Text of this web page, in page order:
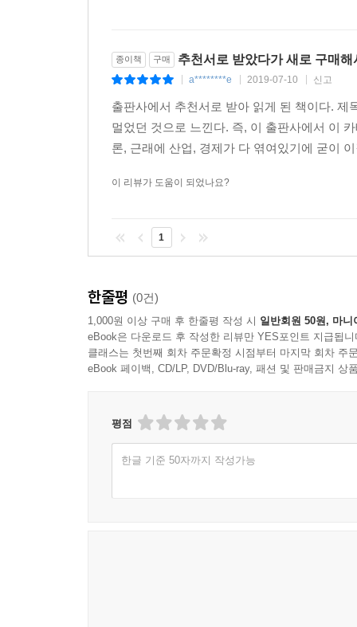
종이책 구매 추천서로 받았다가 새로 구매
a********e 2019-07-10 신고
출판사에서 추천서로 받아 읽게 된 책이다.
멀었던 것으로 느낀다. 즉, 이 출판사에서 이
론, 근래에 산업, 경제가 다 엮여있기에 굳이
이 리뷰가 도움이 되었나요?
1
한줄평 (0건)
1,000원 이상 구매 후 한줄평 작성 시 일반회원 50원, 마니
eBook은 다운로드 후 작성한 리뷰만 YES포인트 지급됩니
클래스는 첫번째 회차 주문확정 시점부터 마지막 회차 주
eBook 페이백, CD/LP, DVD/Blu-ray, 패션 및 판매금지 상
평점
한글 기준 50자까지 작성가능